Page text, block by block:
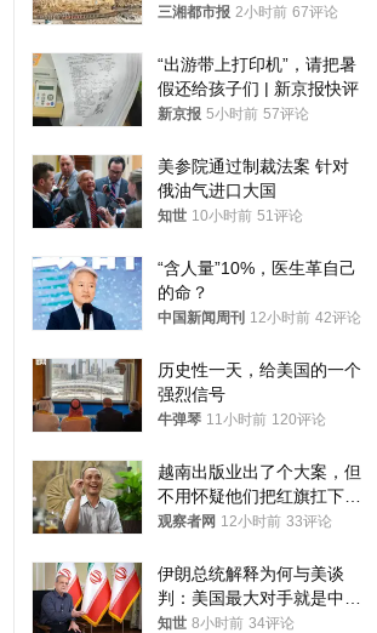
中9岁男孩被巨浪卷入海
三湘都市报 2小时前 67评论
“出游带上打印机”，请把暑
假还给孩子们 | 新京报快评
新京报 5小时前 57评论
美参院通过制裁法案 针对
俄油气进口大国
知世 10小时前 51评论
“含人量”10%，医生革自己
的命？
中国新闻周刊 12小时前 42评论
历史性一天，给美国的一个
强烈信号
牛弹琴 11小时前 120评论
越南出版业出了个大案，但
不用怀疑他们把红旗扛下去
的决心
观察者网 12小时前 33评论
伊朗总统解释为何与美谈
判：美国最大对手就是中
国，但他们也在对话
知世 8小时前 34评论